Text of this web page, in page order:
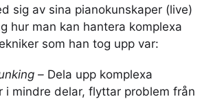
sig av sina pianokunskaper (live)
hur man kan hantera komplexa
som han tog upp var:
– Dela upp komplexa
i mindre delar, flyttar problem från